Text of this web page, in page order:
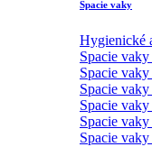
Spacie vaky
Hygienické
Spacie
Spacie
Spacie
Spacie
Spacie vaky
Spacie vaky